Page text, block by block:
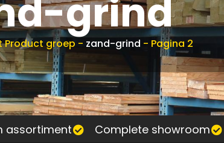
grind
Product groep - zand-grind - Pagina 2
assortiment Complete showroom